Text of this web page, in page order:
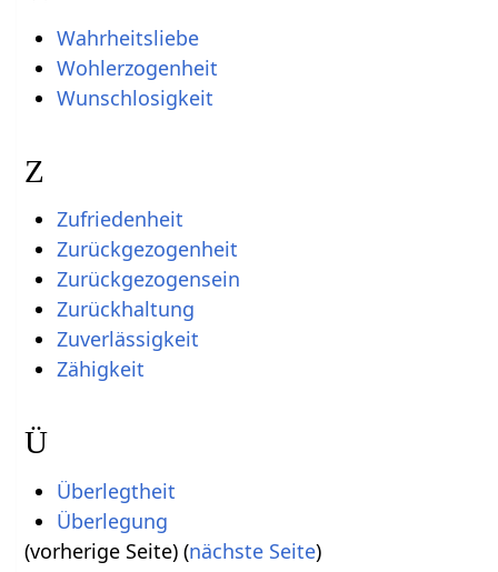
Wahrheitsliebe
Wohlerzogenheit
Wunschlosigkeit
Z
Zufriedenheit
Zurückgezogenheit
Zurückgezogensein
Zurückhaltung
Zuverlässigkeit
Zähigkeit
Ü
Überlegtheit
Überlegung
(vorherige Seite) (nächste Seite)